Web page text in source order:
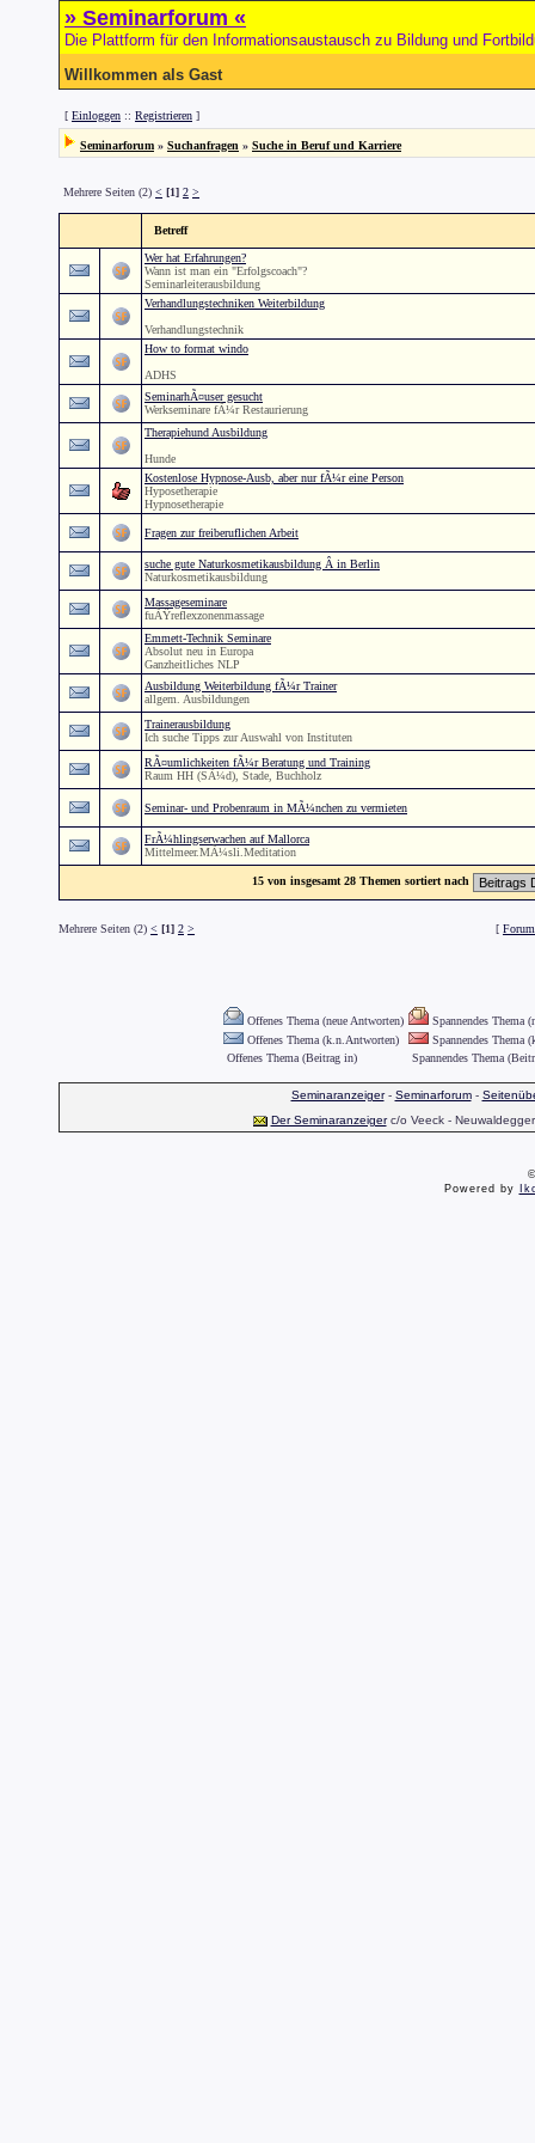
» Seminarforum «
Die Plattform für den Informationsaustausch zu Bildung und
Willkommen als Gast
[ Einloggen :: Registrieren ]
Seminarforum » Suchanfragen » Suche in Beruf und Karriere
Mehrere Seiten (2) < [1] 2 >
Betreff
Wer hat Erfahrungen?
Wann ist man ein "Erfolgscoach"?
Seminarleiterausbildung
Verhandlungstechniken Weiterbildung
Verhandlungstechnik
How to format windo
ADHS
SeminarhÃ¤user gesucht
Werkseminare fÃ¼r Restaurierung
Therapiehund Ausbildung
Hunde
Kostenlose Hypnose-Ausb, aber nur fÃ¼r eine Person
Hyposetherapie
Hypnosetherapie
Fragen zur freiberuflichen Arbeit
suche gute Naturkosmetikausbildung Â in Berlin
Naturkosmetikausbildung
Massageseminare
fuÃŸreflexzonenmassage
Emmett-Technik Seminare
Absolut neu in Europa
Ganzheitliches NLP
Ausbildung Weiterbildung fÃ¼r Trainer
allgem. Ausbildungen
Trainerausbildung
Ich suche Tipps zur Auswahl von Instituten
RÃ¤umlichkeiten fÃ¼r Beratung und Training
Raum HH (SÃ¼d), Stade, Buchholz
Seminar- und Probenraum in MÃ¼nchen zu vermieten
FrÃ¼hlingserwachen auf Mallorca
Mittelmeer.MÃ¼sli.Meditation
15 von insgesamt 28 Themen sortiert nach
Mehrere Seiten (2) < [1] 2 > [
Offenes Thema (neue Antworten)
Spannendes Thema
Offenes Thema (k.n.Antworten)
Spannendes Thema
Offenes Thema (Beitrag in)
Spannendes Thema
Seminaranzeiger- Seminarforum-
Der Seminaranzeigerc/o Veeck -
Powered by